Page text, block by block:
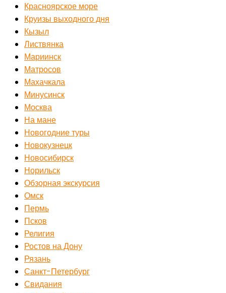
Красноярское море
Круизы выходного дня
Кызыл
Листвянка
Мариинск
Матросов
Махачкала
Минусинск
Москва
На мане
Новогодние туры
Новокузнецк
Новосибирск
Норильск
Обзорная экскурсия
Омск
Пермь
Псков
Религия
Ростов на Дону
Рязань
Санкт-Петербург
Свидания